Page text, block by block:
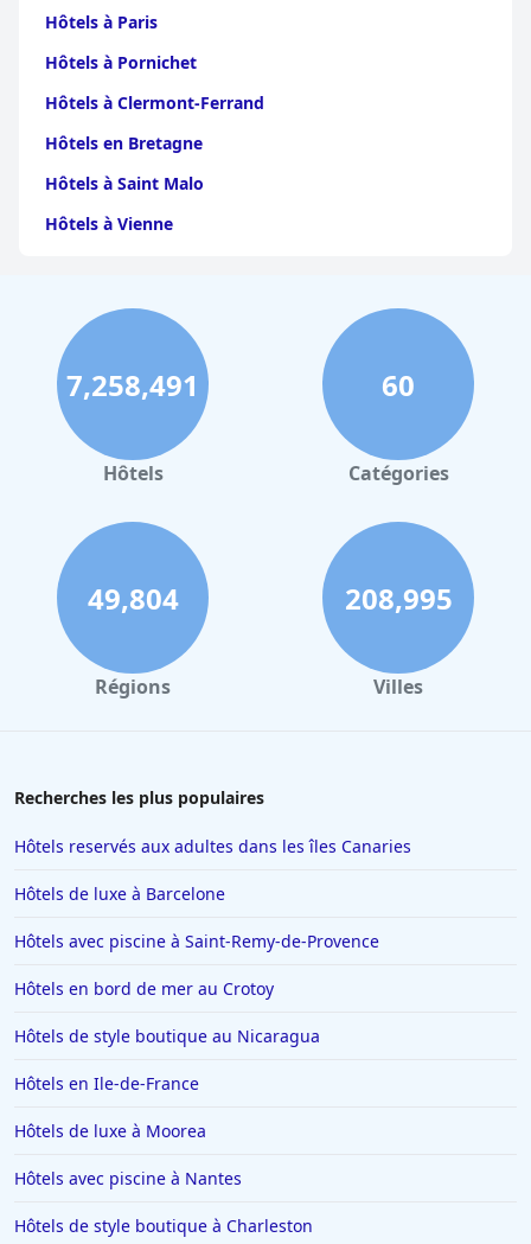
Hôtels à Paris
Hôtels à Pornichet
Hôtels à Clermont-Ferrand
Hôtels en Bretagne
Hôtels à Saint Malo
Hôtels à Vienne
Hôtels à Perpignan
Hôtels au Grand-Bornand
Hôtels à Strasbourg
Hôtels à Valence
Hôtels à Gerardmer
Hôtels à Lourdes
Hôtels à Saint-Lary-Soulan
Hôtels à Hendaye
Hôtels à Combloux
Hôtels à Salou
Hôtels à Saint-Remy-de-Provence
Hôtels à Chambéry
Hôtels à Tignes
Hôtels en Italie
Hôtels à Miami
7,258,491
Hôtels
60
Catégories
49,804
Régions
208,995
Villes
Recherches les plus populaires
Hôtels reservés aux adultes dans les îles Canaries
Hôtels de luxe à Barcelone
Hôtels avec piscine à Saint-Remy-de-Provence
Hôtels en bord de mer au Crotoy
Hôtels de style boutique au Nicaragua
Hôtels en Ile-de-France
Hôtels de luxe à Moorea
Hôtels avec piscine à Nantes
Hôtels de style boutique à Charleston